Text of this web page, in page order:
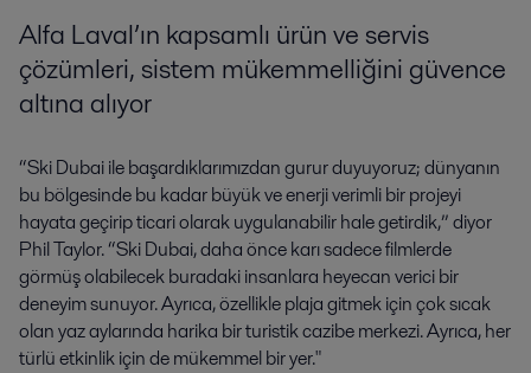
Alfa Laval’ın kapsamlı ürün ve servis
çözümleri, sistem mükemmelliğini güvence
altına alıyor
“Ski Dubai ile başardıklarımızdan gurur duyuyoruz; dünyanın
bu bölgesinde bu kadar büyük ve enerji verimli bir projeyi
hayata geçirip ticari olarak uygulanabilir hale getirdik,” diyor
Phil Taylor. “Ski Dubai, daha önce karı sadece filmlerde
görmüş olabilecek buradaki insanlara heyecan verici bir
deneyim sunuyor. Ayrıca, özellikle plaja gitmek için çok sıcak
olan yaz aylarında harika bir turistik cazibe merkezi. Ayrıca, her
türlü etkinlik için de mükemmel bir yer."